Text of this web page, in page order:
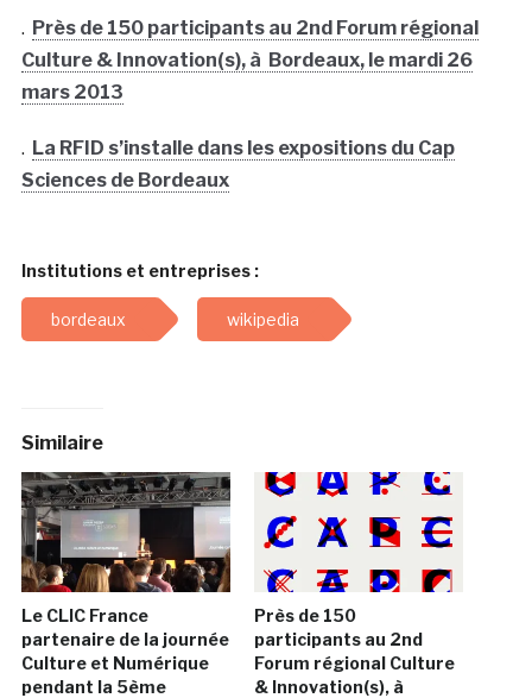
. Près de 150 participants au 2nd Forum régional
Culture & Innovation(s), à Bordeaux, le mardi 26
mars 2013
. La RFID s’installe dans les expositions du Cap
Sciences de Bordeaux
Institutions et entreprises :
bordeaux wikipedia
Similaire
Le CLIC France
partenaire de la journée
Culture et Numérique
pendant la 5ème
Près de 150
participants au 2nd
Forum régional Culture
& Innovation(s), à